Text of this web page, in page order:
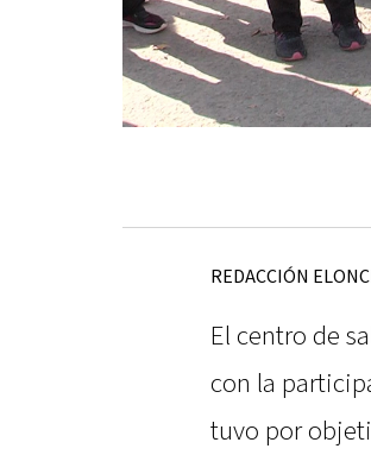
REDACCIÓN
El centro de
con la
tuvo por